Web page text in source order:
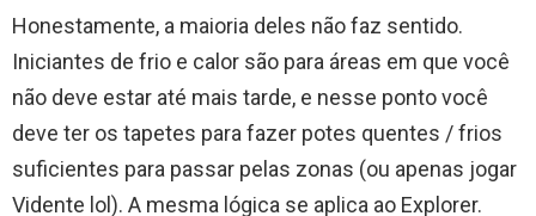
Honestamente, a maioria deles não faz sentido.
Iniciantes de frio e calor são para áreas em que você
não deve estar até mais tarde, e nesse ponto você
deve ter os tapetes para fazer potes quentes / frios
suficientes para passar pelas zonas (ou apenas jogar
Vidente lol). A mesma lógica se aplica ao Explorer.